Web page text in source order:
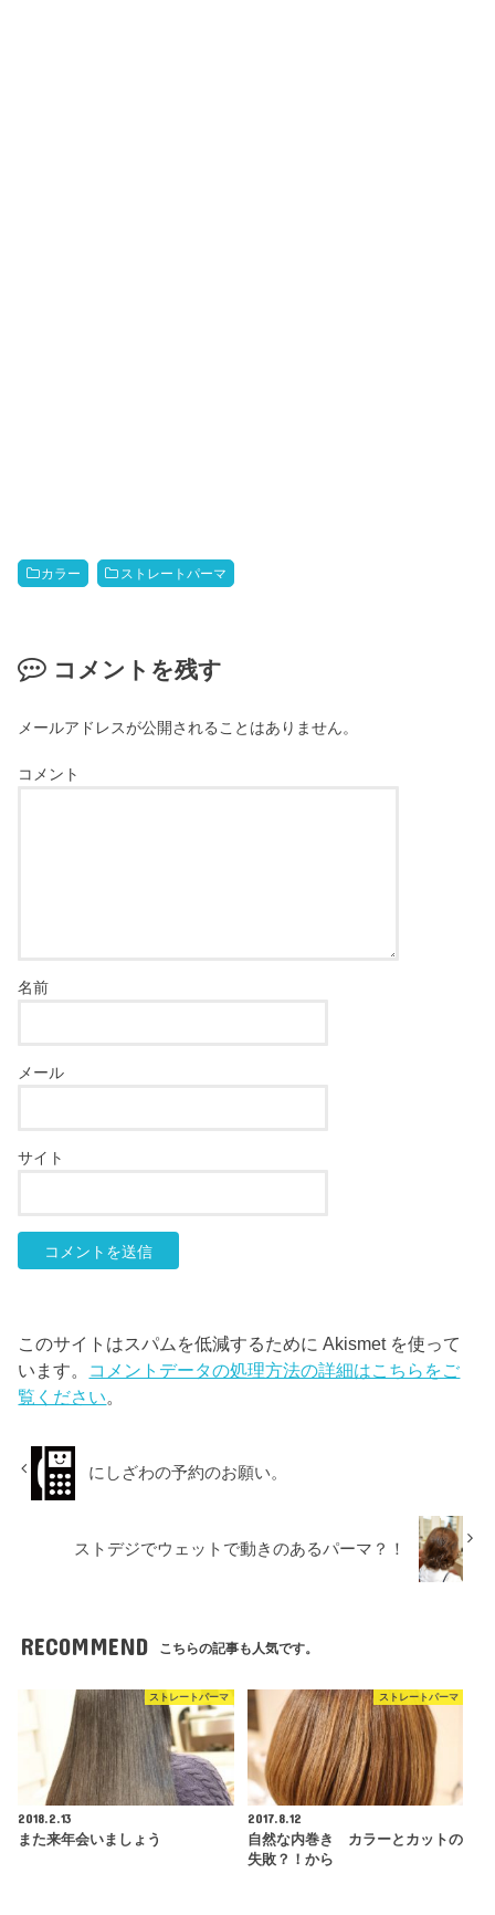
カラー ストレートパーマ
コメントを残す
メールアドレスが公開されることはありません。
コメント
名前
メール
サイト
このサイトはスパムを低減するために Akismet を使って
います。 コメントデータの処理方法の詳細はこちらをご
覧ください。
にしざわの予約のお願い。
ストデジでウェットで動きのあるパーマ？！
RECOMMEND こちらの記事も人気です。
ストレートパーマ
2018.2.13
また来年会いましょう
ストレートパーマ
2017.8.12
自然な内巻き カラーとカットの
失敗？！から